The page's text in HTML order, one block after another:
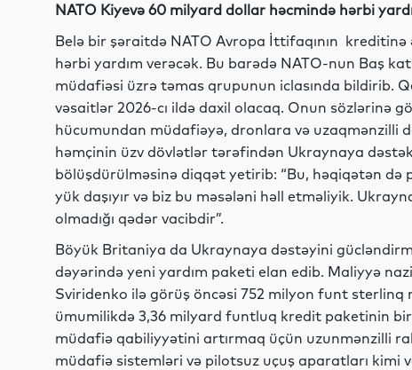
NATO Kiyevə 60 milyard dollar həcmində hərbi
Belə bir şəraitdə NATO Avropa İttifaqının
hərbi yardım verəcək. Bu barədə NATO-nun Baş
müdafiəsi üzrə təmas qrupunun iclasında bildirib.
vəsaitlər 2026-cı ildə daxil olacaq. Onun sözlərinə
hücumundan müdafiəyə, dronlara və uzaqmənzilli
həmçinin üzv dövlətlər tərəfindən Ukraynaya
bölüşdürülməsinə diqqət yetirib: “Bu, həqiqətən də
yük daşıyır və biz bu məsələni həll etməliyik.
olmadığı qədər vacibdir”.
Böyük Britaniya da Ukraynaya dəstəyini
dəyərində yeni yardım paketi elan edib. Maliyyə
Sviridenko ilə görüş öncəsi 752 milyon funt sterlinq
ümumilikdə 3,36 milyard funtluq kredit paketinin bir
müdafiə qabiliyyətini artırmaq üçün uzunmənzilli
müdafiə sistemləri və pilotsuz uçuş aparatları kimi